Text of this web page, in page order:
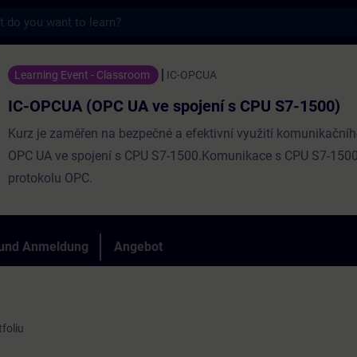
UA ve spojení s CPU S7-1500) -
Learning Event - Classroom IC-OPCUA
IC-OPCUA (OPC UA ve spojení s CPU S7-1500)
Kurz je zaměřen na bezpečné a efektivní využití
OPC UA ve spojení s CPU S7-1500.Komunikace s CPU S7-
protokolu OPC.
Anmeldung Angebot